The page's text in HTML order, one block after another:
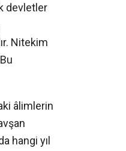
devletler
Nitekim
âlimlerin
hangi yıl